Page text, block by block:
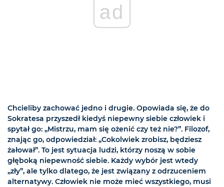
ad
Chcieliby zachować jedno i drugie. Opowiada się, że do
Sokratesa przyszedł kiedyś niepewny siebie człowiek i
spytał go: „Mistrzu, mam się ożenić czy też nie?”. Filozof,
znając go, odpowiedział: „Cokolwiek zrobisz, będziesz
żałował”. To jest sytuacja ludzi, którzy noszą w sobie
głęboką niepewność siebie. Każdy wybór jest wtedy
„zły”, ale tylko dlatego, że jest związany z odrzuceniem
alternatywy. Człowiek nie może mieć wszystkiego, musi